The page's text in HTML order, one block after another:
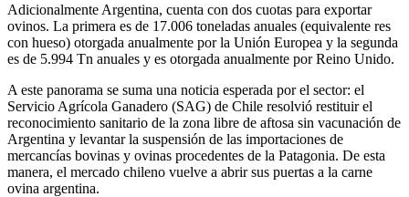
Adicionalmente Argentina, cuenta con dos cuotas para exportar
ovinos. La primera es de 17.006 toneladas anuales (equivalente res
con hueso) otorgada anualmente por la Unión Europea y la segunda
es de 5.994 Tn anuales y es otorgada anualmente por Reino Unido.
A este panorama se suma una noticia esperada por el sector: el
Servicio Agrícola Ganadero (SAG) de Chile resolvió restituir el
reconocimiento sanitario de la zona libre de aftosa sin vacunación de
Argentina y levantar la suspensión de las importaciones de
mercancías bovinas y ovinas procedentes de la Patagonia. De esta
manera, el mercado chileno vuelve a abrir sus puertas a la carne
ovina argentina.